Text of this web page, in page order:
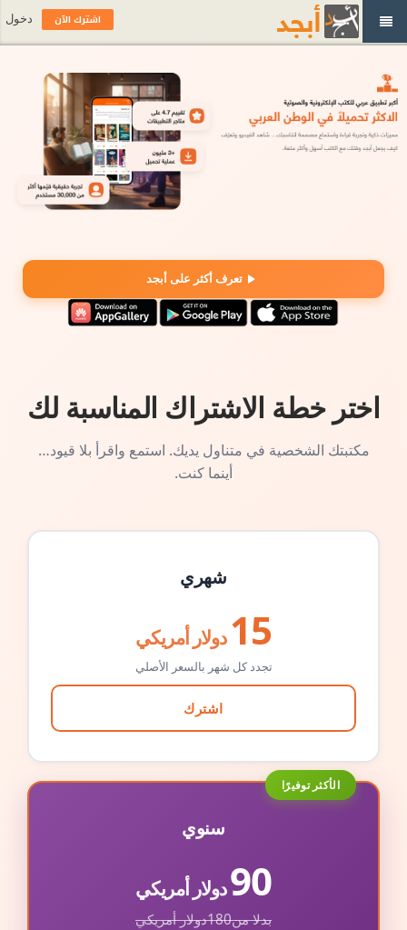
تعرف أكثر على أبجد
اختر خطة الاشتراك المناسبة لك
مكتبتك الشخصية في متناول يديك. استمع واقرأ بلا قيود…
أينما كنت.
شهري
15 دولار أمريكي
تجدد كل شهر بالسعر الأصلي
اشترك
الأكثر توفيرًا
سنوي
90دولار أمريكي
بدلا من180دولار أمريكي
اشترك الآن دخول